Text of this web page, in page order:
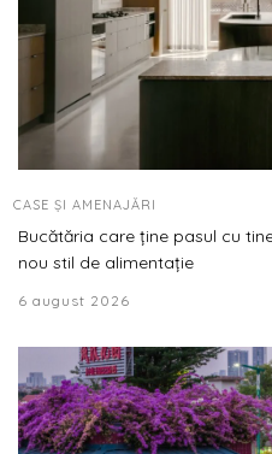
CASE ȘI AMENAJĂRI
Bucătăria care ține pasul cu
nou stil de alimentație
6 august 2026